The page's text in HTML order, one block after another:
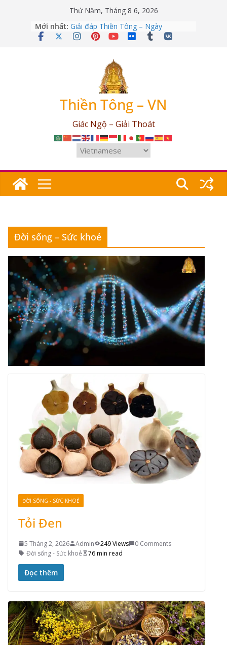
Thứ Năm, Tháng 8 6, 2026
Mới nhất:
Giải đáp Thiền Tông – Ngày
12/04/2026
Giải đáp Thiền Tông – Ngày
Giải đáp Thiền Tông – Ngày
25/07/2026
Giải đáp Thiền Tông – Ngày
17/06/2026
Giải đáp Thiền Tông – Ngày
03/05/2026
Thiền Tông – VN
Giác Ngộ – Giải Thoát
Đời sống – Sức khoẻ
ĐỜI SỐNG - SỨC KHOẺ
Tỏi Đen
5 Tháng 2, 2026 Admin 249 Views
0 Comments
Đời sống - Sức khoẻ
76 min read
Đọc thêm